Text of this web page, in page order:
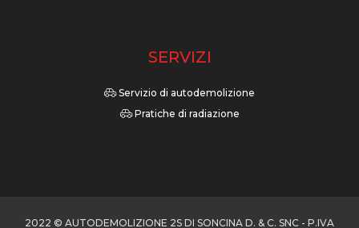
SERVIZI
Servizio di autodemolizione
Pratiche di radiazione
2022 © AUTODEMOLIZIONE 2S DI SONCINA D. & C. SNC - P.IVA